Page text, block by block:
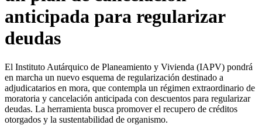
anticipada para regularizar
deudas
El Instituto Autárquico de Planeamiento y Vivienda (IAPV) pondrá
en marcha un nuevo esquema de regularización destinado a
adjudicatarios en mora, que contempla un régimen extraordinario de
moratoria y cancelación anticipada con descuentos para regularizar
deudas. La herramienta busca promover el recupero de créditos
otorgados y la sustentabilidad de organismo.